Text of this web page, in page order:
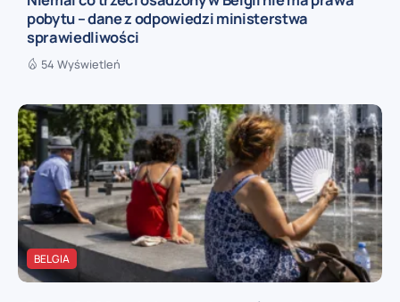
pobytu – dane z odpowiedzi ministerstwa
sprawiedliwości
54 Wyświetleń
BELGIA